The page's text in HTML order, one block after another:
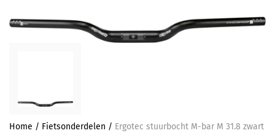
Home / Fietsonderdelen / Ergotec stuurbocht M-bar M 31.8 zwart